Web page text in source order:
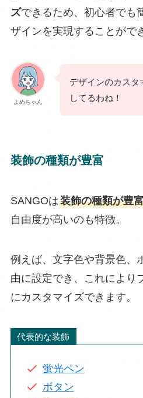
ズできるため、初心者でも
ザインを実現することがで
よめちゃん
デザインのカスタ
してるわね！
装飾の種類が豊富
SANGOは装飾の種類が豊
自由度が高いのも特徴。
例えば、文字色や背景色、
由に設定でき、これにより
にカスタマイズできます。
代表的な装飾
蛍光ペン
ボタン